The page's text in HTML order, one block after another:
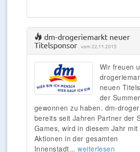
dm-drogeriemarkt neuer
Titelsponsor vom 22.11.2015
Wir freuen
neuen
der
gewonnen zu haben. dm-
bereits seit Jahren Partner der
Games, wird in diesem Jahr mit
Aktionen in der gesamten
Innenstadt... weiterlesen